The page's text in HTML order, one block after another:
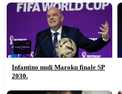
Infantino nudi Maroku finale SP
2030.